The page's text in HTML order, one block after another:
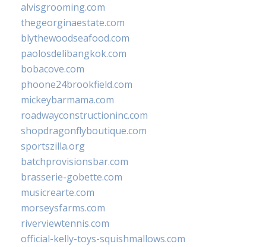
alvisgrooming.com
thegeorginaestate.com
blythewoodseafood.com
paolosdelibangkok.com
bobacove.com
phoone24brookfield.com
mickeybarmama.com
roadwayconstructioninc.com
shopdragonflyboutique.com
sportszilla.org
batchprovisionsbar.com
brasserie-gobette.com
musicrearte.com
morseysfarms.com
riverviewtennis.com
official-kelly-toys-squishmallows.com